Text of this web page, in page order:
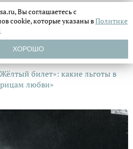
билет»: какие льготы в
любви»
Вы соглашаетесь с
cookie, которые указаны вПолитике
ХОРОШО